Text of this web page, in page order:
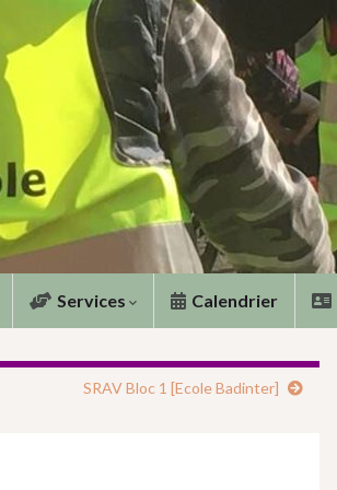
Services Calendrier
SRAV Bloc 1 [Ecole Badinter]